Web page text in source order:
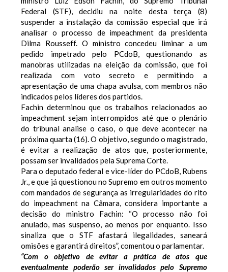
Federal (STF), decidiu na noite desta terça (8)
suspender a instalação da comissão especial que irá
analisar o processo de impeachment da presidenta
Dilma Rousseff. O ministro concedeu liminar a um
pedido impetrado pelo PCdoB, questionando as
manobras utilizadas na eleição da comissão, que foi
realizada com voto secreto e permitindo a
apresentação de uma chapa avulsa, com membros não
indicados pelos líderes dos partidos.
Fachin determinou que os trabalhos relacionados ao
impeachment sejam interrompidos até que o plenário
do tribunal analise o caso, o que deve acontecer na
próxima quarta (16). O objetivo, segundo o magistrado,
é evitar a realização de atos que, posteriormente,
possam ser invalidados pela Suprema Corte.
Para o deputado federal e vice-líder do PCdoB, Rubens
Jr., e que já questionou no Supremo em outros momento
com mandados de segurança as irregularidades do rito
do impeachment na Câmara, considera importante a
decisão do ministro Fachin: “O processo não foi
anulado, mas suspenso, ao menos por enquanto. Isso
sinaliza que o STF afastará ilegalidades, saneará
omisões e garantirá direitos”, comentou o parlamentar.
“Com o objetivo de evitar a prática de atos que
eventualmente poderão ser invalidados pelo Supremo